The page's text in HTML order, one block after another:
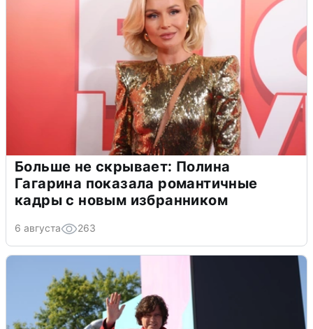
Больше не скрывает: Полина
Гагарина показала романтичные
кадры с новым избранником
6 августа 263